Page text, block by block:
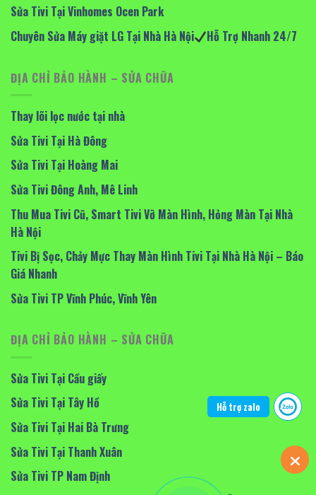
Sửa Tivi Tại Vinhomes Ocen Park
Chuyên Sửa Máy giặt LG Tại Nhà Hà Nội
Hỗ Trợ Nhanh 24/7
ĐỊA CHỈ BẢO HÀNH – SỬA CHỮA
Thay lõi lọc nước tại nhà
Sửa Tivi Tại Hà Đông
Sửa Tivi Tại Hoàng Mai
Sửa Tivi Đông Anh, Mê Linh
Thu Mua Tivi Cũ, Smart Tivi Vỡ Màn Hình, Hỏng Màn Tại Nhà
Hà Nội
Tivi Bị Sọc, Chảy Mực Thay Màn Hình Tivi Tại Nhà Hà Nội – Báo
Giá Nhanh
Sửa Tivi TP Vĩnh Phúc, Vĩnh Yên
ĐỊA CHỈ BẢO HÀNH – SỬA CHỮA
Sửa Tivi Tại Cầu giấy
Sửa Tivi Tại Tây Hồ
Sửa Tivi Tại Hai Bà Trưng
Sửa Tivi Tại Thanh Xuân
Sửa Tivi TP Nam Định
Hỗ trợ zalo